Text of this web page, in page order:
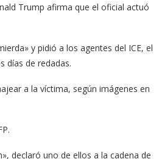
Trump afirma que el oficial actuó
y pidió a los agentes del ICE, el
días de redadas.
a la víctima, según imágenes en
declaró uno de ellos a la cadena de